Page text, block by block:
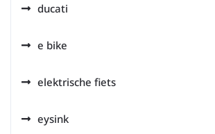
ducati
e bike
elektrische fiets
eysink